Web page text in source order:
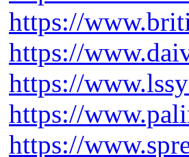
https://
https://
https://
https://
https://